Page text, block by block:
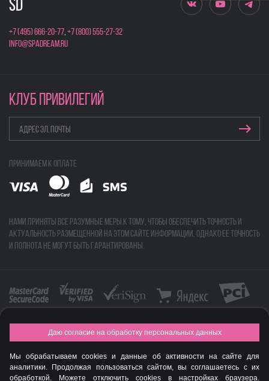
+7 (495) 666-20-77,+7 (800) 555-27-32
info@spadream.ru
КЛУБ ПРИВИЛЕГИЙ
Принимаем к оплате
Нами приняты все разумные меры к тому, чтобы обеспечить точность и
актуальность размещенной на этом сайте информации, однако ее точность
и полнота не могут быть гарантированы.
FASHION NEW YEAR AWARDS 2015
© Интернет-магазин профессиональной косметики Spadream
Даю согласие на обработку персональных данных
Мы обрабатываем cookies и данные об активности на сайте для
аналитики. Продолжая пользоваться сайтом, вы соглашаетесь с их
обработкой. Можете отключить cookies в настройках браузера.